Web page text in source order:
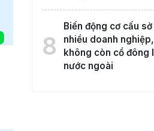
8
Biến động cơ cấu
nhiều doanh
không còn cổ đông
nước ngoài